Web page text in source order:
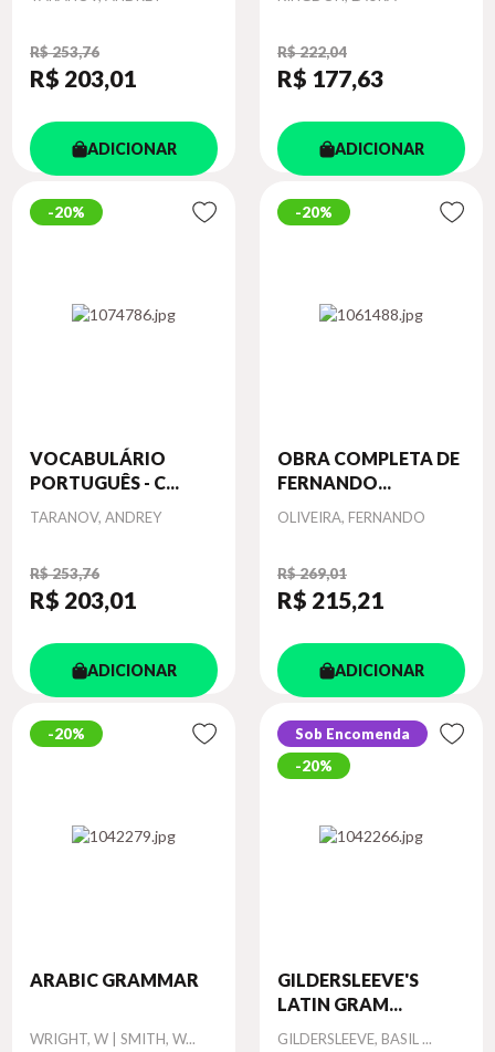
R$ 253,76
R$ 203,01
ADICIONAR
R$ 222,04
R$ 177,63
ADICIONAR
20%
VOCABULÁRIO
PORTUGUÊS - C...
Autor
TARANOV, ANDREY
R$ 253,76
R$ 203,01
ADICIONAR
20%
OBRA COMPLETA DE
FERNANDO...
Autor
OLIVEIRA, FERNANDO
R$ 269,01
R$ 215,21
ADICIONAR
20%
ARABIC GRAMMAR
Autor
WRIGHT, W | SMITH, W...
Sob Encomenda
20%
GILDERSLEEVE'S
LATIN GRAM...
Autor
GILDERSLEEVE, BASIL ...